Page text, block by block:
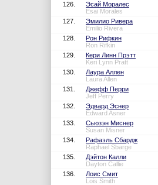
126.
Эсай Моралес
Esai Morales
127.
Эмилио Ривера
Emilio Rivera
128.
Рон Рифкин
Ron Rifkin
129.
Кери Линн Прэтт
Keri Lynn Pratt
130.
Лаура Аллен
Laura Allen
131.
Джефф Перри
Jeff Perry
132.
Эдвард Эснер
Edward Asner
133.
Сьюзэн Миснер
Susan Misner
134.
Рафаэль Сбардж
Raphael Sbarge
135.
Дэйтон Калли
Dayton Callie
136.
Лоис Смит
Lois Smith